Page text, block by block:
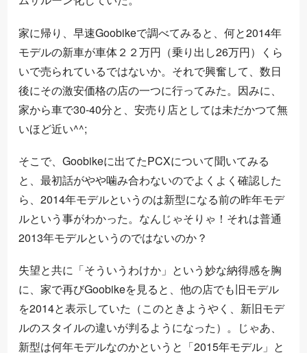
家に帰り、早速Goobikeで調べてみると、何と2014年
モデルの新車が車体２２万円（乗り出し26万円）くら
いで売られているではないか。それで興奮して、数日
後にその激安価格の店の一つに行ってみた。因みに、
家から車で30-40分と、安売り店としては未だかつて無
いほど近い^^;
そこで、Goobikeに出てたPCXについて聞いてみる
と、最初話がやや噛み合わないのでよくよく確認した
ら、2014年モデルというのは新型になる前の昨年モデ
ルという事がわかった。なんじゃそりゃ！それは普通
2013年モデルというのではないのか？
失望と共に「そういうわけか」という妙な納得感を胸
に、家で再びGoobikeを見ると、他の店でも旧モデル
を2014と表示していた（このときようやく、新旧モデ
ルのスタイルの違いが判るようになった）。じゃあ、
新型は何年モデルなのかというと「2015年モデル」と